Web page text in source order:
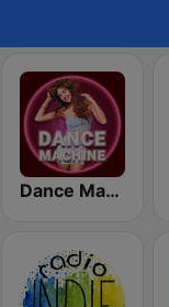
Dance Machine